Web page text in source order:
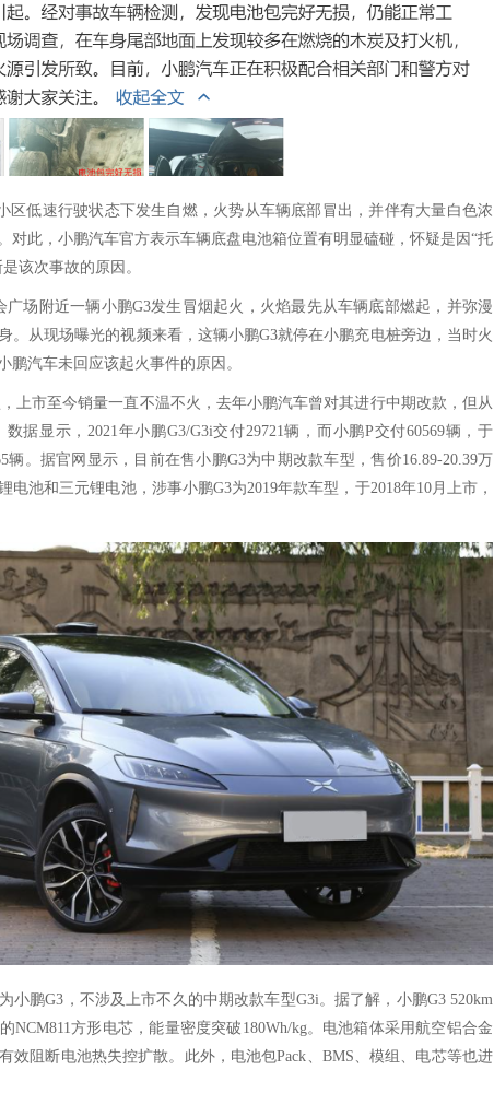
区低速行驶状态下发生自燃，火势从车辆底部冒出，并伴有大量白色浓
对此，小鹏汽车官方表示车辆底盘电池箱位置有明显磕碰，怀疑是因“托
该次事故的原因。
广场附近一辆小鹏G3发生冒烟起火， 火焰最先从车辆底部燃起，并弥漫
。 从现场曝光的视频来看，这辆小鹏G3就停在小鹏充电桩旁边，当时火
鹏汽车未回应该起火事件的原因。
上市至今销量一直不温不火，去年小鹏汽车曾对其进行中期改款，但从
据显示， 2021年小鹏G3/G3i交付29721辆，而小鹏P交付60569辆，于
辆。据官网显示， 目前在售小鹏G3为中期改款车型 ，售价16.89-20.39万
电池和三元锂电池， 涉事小鹏G3为2019年款车型，于2018年10月上市，
小鹏G3，不涉及上市不久的中期改款车型G3i。据了解， 小鹏G3 520km
NCM811方形电芯，能量密度突破180Wh/kg。电池箱体采用航空铝合金
效阻断电池热失控扩散。此外，电池包Pack、BMS、模组、电芯等也进